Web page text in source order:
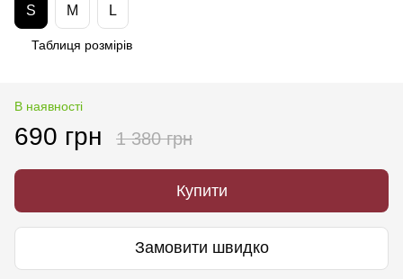
S M L
Таблиця розмірів
В наявності
690 грн 1 380 грн
Купити
Замовити швидко